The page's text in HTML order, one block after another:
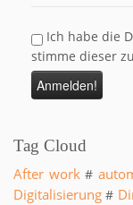
Ich habe die
stimme dieser zu
Tag Cloud
After work#
Digitalisierung #